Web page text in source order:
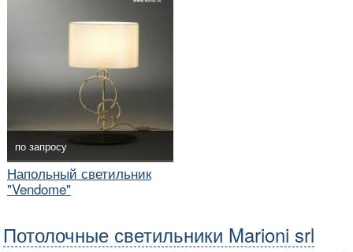
по запросу
Напольный светильник
"Vendome"
Потолочные светильники Marioni srl